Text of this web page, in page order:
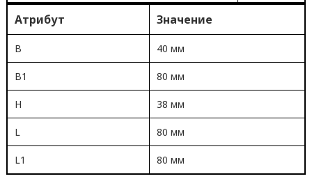
Атрибут Значение
B 40 мм
B1 80 мм
H 38 мм
L 80 мм
L1 80 мм